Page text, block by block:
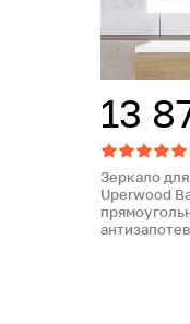
13
Зеркало
Uperwood